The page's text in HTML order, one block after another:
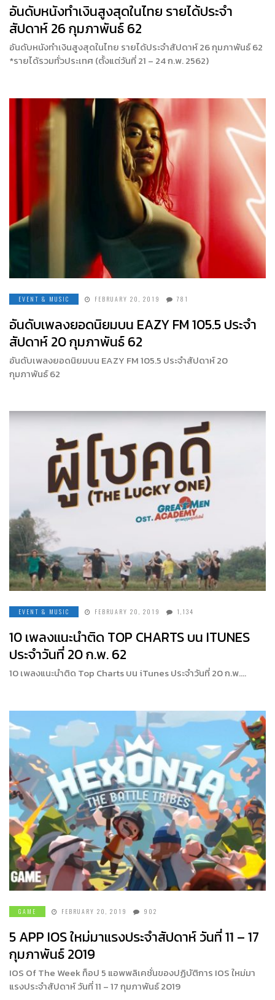
อันดับหนังทำเงินสูงสุดในไทย รายได้ประจำ
สัปดาห์ 26 กุมภาพันธ์ 62
อันดับหนังทำเงินสูงสุดในไทย รายได้ประจำสัปดาห์ 26 กุมภาพันธ์ 62
*รายได้รวมทั่วประเทศ (ตั้งแต่วันที่ 21 – 24 ก.พ. 2562)
EVENT & MUSIC FEBRUARY 20, 2019 781
อันดับเพลงยอดนิยมบน EAZY FM 105.5 ประจำ
สัปดาห์ 20 กุมภาพันธ์ 62
อันดับเพลงยอดนิยมบน EAZY FM 105.5 ประจำสัปดาห์ 20
กุมภาพันธ์ 62
EVENT & MUSIC FEBRUARY 20, 2019 1,134
10 เพลงแนะนำติด TOP CHARTS บน ITUNES
ประจำวันที่ 20 ก.พ. 62
10 เพลงแนะนำติด Top Charts บน iTunes ประจำวันที่ 20 ก.พ….
GAME FEBRUARY 20, 2019 902
5 APP IOS ใหม่มาแรงประจำสัปดาห์ วันที่ 11 – 17
กุมภาพันธ์ 2019
IOS Of The Week ท็อป 5 แอพพลิเคชั่นของปฏิบัติการ IOS ใหม่มา
แรงประจำสัปดาห์ วันที่ 11 – 17 กุมภาพันธ์ 2019